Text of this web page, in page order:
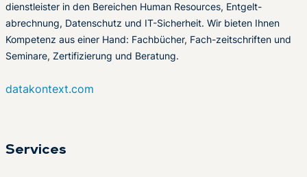
dienstleister in den Bereichen Human Resources, Entgelt-
abrechnung, Datenschutz und IT-Sicherheit. Wir bieten Ihnen
Kompetenz aus einer Hand: Fachbücher, Fach-zeitschriften und
Seminare, Zertifizierung und Beratung.
datakontext.com
Services